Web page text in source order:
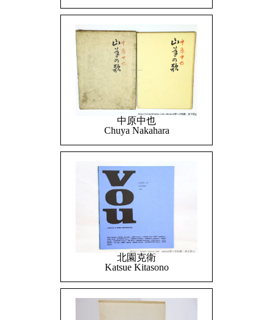
中原中也
Chuya Nakahara
北園克衛
Katsue Kitasono